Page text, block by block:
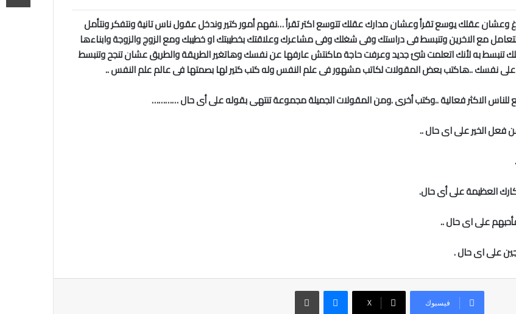
وعشان عقلك يوسع تقرأ وعشان مدارك عقلك تتوسع اكتر تقرأ …نفهم أمور كتير وندخل عقول ناس تانية ونتفكر ونتأمل
مع الاخرين وتنبسط فى دراستك وفى شغلك وفى مشاعرك وعلاقتك بخطيبتك او خطيبك ومع الزوج والزوجة وابناءها
تنبسط به لأنك اتعلمت شئ جديد وعرفت حاجة ماكنتش عارفها عن نفسك وهاتغير الطريقة والطريق عشان تنجح وتنبسط
على نفسك ..هاكتب بعض المقولات لكاتب مشهور فى علم النفس وله كتب كتير لها بصمتها فى عالم علم النفس ..
الاكثر فعالية ..وكتب أخرى .ومن المقولات الجميلة مجموعة تنتهى بقوله على أى حال …………
فعل الخير على اى حال ..
العظيمة على أى حال.
على اى حال ..
على اى حال .
فيسبوك ‫X